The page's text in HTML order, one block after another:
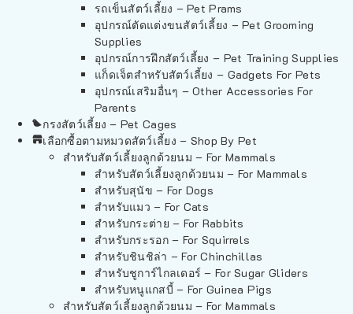
รถเข็นสัตว์เลี้ยง – Pet Prams
อุปกรณ์ตัดแต่งขนสัตว์เลี้ยง – Pet Grooming
Supplies
อุปกรณ์การฝึกสัตว์เลี้ยง – Pet Training Supplies
แก็ดเจ็ตสำหรับสัตว์เลี้ยง – Gadgets For Pets
อุปกรณ์เสริมอื่นๆ – Other Accessories For
Parents
กรงสัตว์เลี้ยง – Pet Cages
เลือกซื้อตามหมวดสัตว์เลี้ยง – Shop By Pet
สำหรับสัตว์เลี้ยงลูกด้วยนม – For Mammals
สำหรับสัตว์เลี้ยงลูกด้วยนม – For Mammals
สำหรับสุนัข – For Dogs
สำหรับแมว – For Cats
สำหรับกระต่าย – For Rabbits
สำหรับกระรอก – For Squirrels
สำหรับชินชิล่า – For Chinchillas
สำหรับชูการ์ไกลเดอร์ – For Sugar Gliders
สำหรับหนูแกสบี้ – For Guinea Pigs
สำหรับสัตว์เลี้ยงลูกด้วยนม – For Mammals